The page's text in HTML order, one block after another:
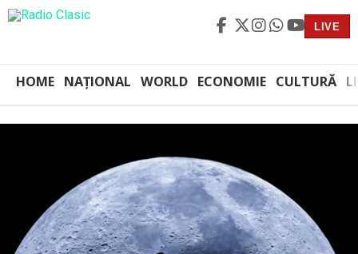
LIVE
HOME NAȚIONAL WORLD ECONOMIE CULTURĂ